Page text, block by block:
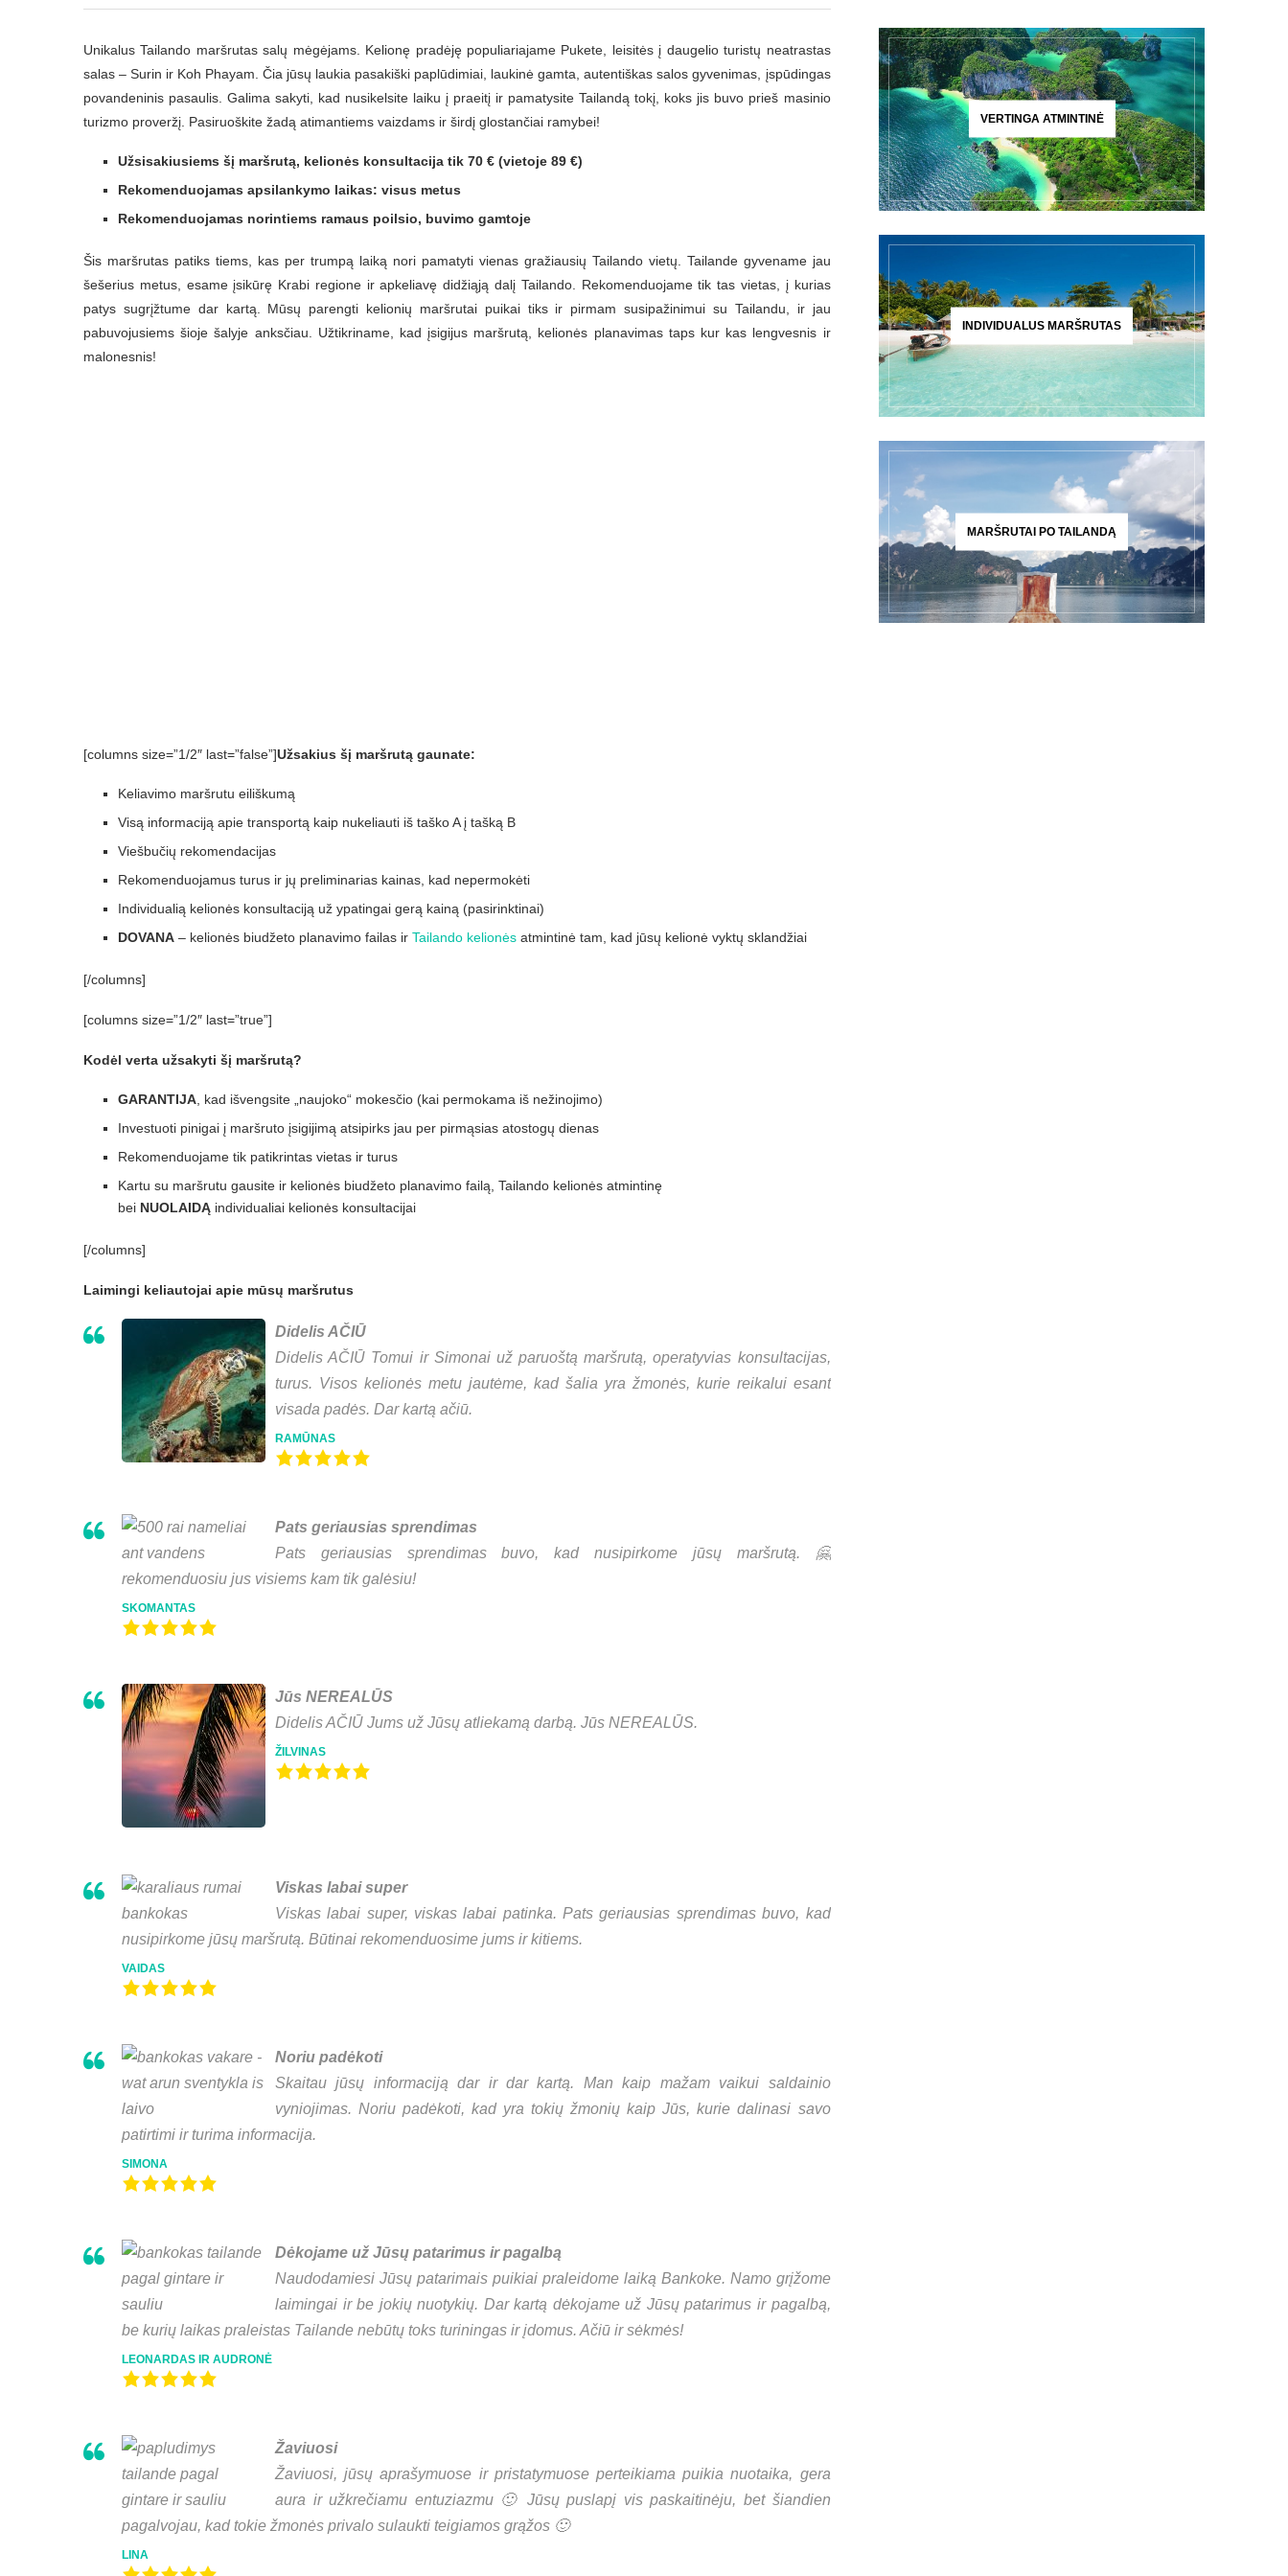
Unikalus Tailando maršrutas salų mėgėjams. Kelionę pradėję populiariajame Pukete, leisitės į daugelio turistų neatrastas
salas – Surin ir Koh Phayam. Čia jūsų laukia pasakiški paplūdimiai, laukinė gamta, autentiškas salos gyvenimas, įspūdingas
povandeninis pasaulis. Galima sakyti, kad nusikelsite laiku į praeitį ir pamatysite Tailandą tokį, koks jis buvo prieš masinio
turizmo proveržį. Pasiruoškite žadą atimantiems vaizdams ir širdį glostančiai ramybei!
Užsisakiusiems šį maršrutą, kelionės konsultacija tik 70 € (vietoje 89 €)
Rekomenduojamas apsilankymo laikas: visus metus
Rekomenduojamas norintiems ramaus poilsio, buvimo gamtoje
Šis maršrutas patiks tiems, kas per trumpą laiką nori pamatyti vienas gražiausių Tailando vietų. Tailande gyvename jau
šešerius metus, esame įsikūrę Krabi regione ir apkeliavę didžiąją dalį Tailando. Rekomenduojame tik tas vietas, į kurias
patys sugrįžtume dar kartą. Mūsų parengti kelionių maršrutai puikai tiks ir pirmam susipažinimui su Tailandu, ir jau
pabuvojusiems šioje šalyje anksčiau. Užtikriname, kad įsigijus maršrutą, kelionės planavimas taps kur kas lengvesnis ir
malonesnis!
[columns size=”1/2″ last=”false”]Užsakius šį maršrutą gaunate:
Keliavimo maršrutu eiliškumą
Visą informaciją apie transportą kaip nukeliauti iš taško A į tašką B
Viešbučių rekomendacijas
Rekomenduojamus turus ir jų preliminarias kainas, kad nepermokėti
Individualią kelionės konsultaciją už ypatingai gerą kainą (pasirinktinai)
DOVANA – kelionės biudžeto planavimo failas ir Tailando kelionės atmintinė tam, kad jūsų kelionė vyktų sklandžiai
[/columns]
[columns size=”1/2″ last=”true”]
Kodėl verta užsakyti šį maršrutą?
GARANTIJA, kad išvengsite „naujoko“ mokesčio (kai permokama iš nežinojimo)
Investuoti pinigai į maršruto įsigijimą atsipirks jau per pirmąsias atostogų dienas
Rekomenduojame tik patikrintas vietas ir turus
Kartu su maršrutu gausite ir kelionės biudžeto planavimo failą, Tailando kelionės atmintinę
bei NUOLAIDĄ individualiai kelionės konsultacijai
[/columns]
Laimingi keliautojai apie mūsų maršrutus
Didelis AČIŪ
Didelis AČIŪ Tomui ir Simonai už paruoštą maršrutą, operatyvias konsultacijas,
turus. Visos kelionės metu jautėme, kad šalia yra žmonės, kurie reikalui esant
visada padės. Dar kartą ačiū.
RAMŪNAS
Pats geriausias sprendimas
Pats geriausias sprendimas buvo, kad nusipirkome jūsų maršrutą. 🤗
rekomenduosiu jus visiems kam tik galėsiu!
SKOMANTAS
Jūs NEREALŪS
Didelis AČIŪ Jums už Jūsų atliekamą darbą. Jūs NEREALŪS.
ŽILVINAS
Viskas labai super
Viskas labai super, viskas labai patinka. Pats geriausias sprendimas buvo, kad
nusipirkome jūsų maršrutą. Būtinai rekomenduosime jums ir kitiems.
VAIDAS
Noriu padėkoti
Skaitau jūsų informaciją dar ir dar kartą. Man kaip mažam vaikui saldainio
vyniojimas. Noriu padėkoti, kad yra tokių žmonių kaip Jūs, kurie dalinasi savo
patirtimi ir turima informacija.
SIMONA
Dėkojame už Jūsų patarimus ir pagalbą
Naudodamiesi Jūsų patarimais puikiai praleidome laiką Bankoke. Namo grįžome
laimingai ir be jokių nuotykių. Dar kartą dėkojame už Jūsų patarimus ir pagalbą,
be kurių laikas praleistas Tailande nebūtų toks turiningas ir įdomus. Ačiū ir sėkmės!
LEONARDAS IR AUDRONĖ
Žaviuosi
Žaviuosi, jūsų aprašymuose ir pristatymuose perteikiama puikia nuotaika, gera
aura ir užkrečiamu entuziazmu 🙂 Jūsų puslapį vis paskaitinėju, bet šiandien
pagalvojau, kad tokie žmonės privalo sulaukti teigiamos grąžos 🙂
LINA
VERTINGA ATMINTINĖ
INDIVIDUALUS MARŠRUTAS
MARŠRUTAI PO TAILANDĄ